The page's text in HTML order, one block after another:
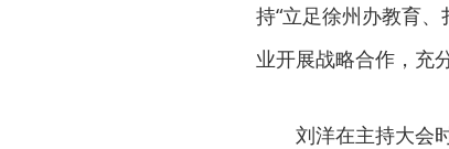
持“立足徐州办教育
业开展战略合作，充
刘洋在主持大会